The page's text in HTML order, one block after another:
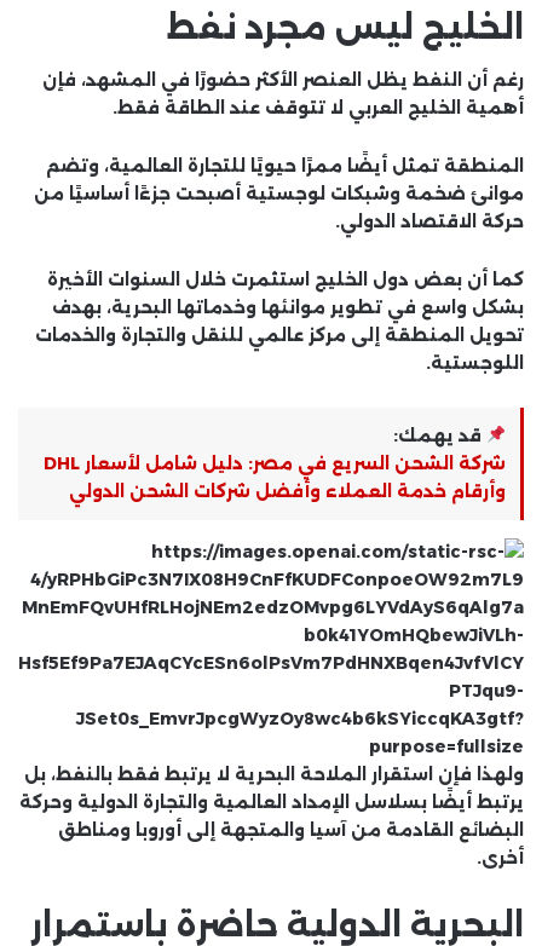
الخليج ليس مجرد نفط
رغم أن النفط يظل العنصر الأكثر حضورًا في المشهد، فإن
أهمية الخليج العربي لا تتوقف عند الطاقة فقط.
المنطقة تمثل أيضًا ممرًا حيويًا للتجارة العالمية، وتضم
موانئ ضخمة وشبكات لوجستية أصبحت جزءًا أساسيًا من
حركة الاقتصاد الدولي.
كما أن بعض دول الخليج استثمرت خلال السنوات الأخيرة
بشكل واسع في تطوير موانئها وخدماتها البحرية، بهدف
تحويل المنطقة إلى مركز عالمي للنقل والتجارة والخدمات
اللوجستية.
قد يهمك:
شركة الشحن السريع في مصر: دليل شامل لأسعار DHL
وأرقام خدمة العملاء وأفضل شركات الشحن الدولي
ولهذا فإن استقرار الملاحة البحرية لا يرتبط فقط بالنفط، بل
يرتبط أيضًا بسلاسل الإمداد العالمية والتجارة الدولية وحركة
البضائع القادمة من آسيا والمتجهة إلى أوروبا ومناطق
أخرى.
البحرية الدولية حاضرة باستمرار